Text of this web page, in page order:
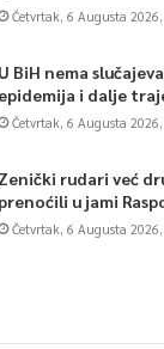
Četvrtak, 6 Augusta
U BiH nema
epidemija i dalje
Četvrtak, 6 Augusta
Zenički rudari već
prenoćili u jami
Četvrtak, 6 Augusta